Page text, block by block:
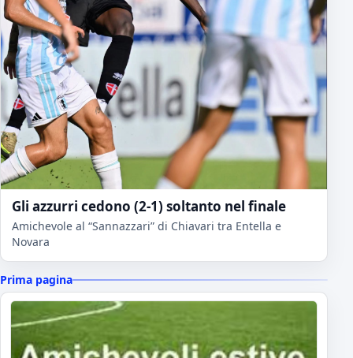
Gli azzurri cedono (2-1) soltanto nel finale
Amichevole al “Sannazzari” di Chiavari tra Entella e
Novara
Prima pagina